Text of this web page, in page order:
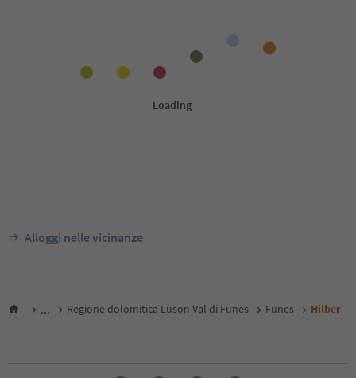
Alloggi nelle vicinanze
... Regione dolomitica Luson Val di Funes Funes Hilber